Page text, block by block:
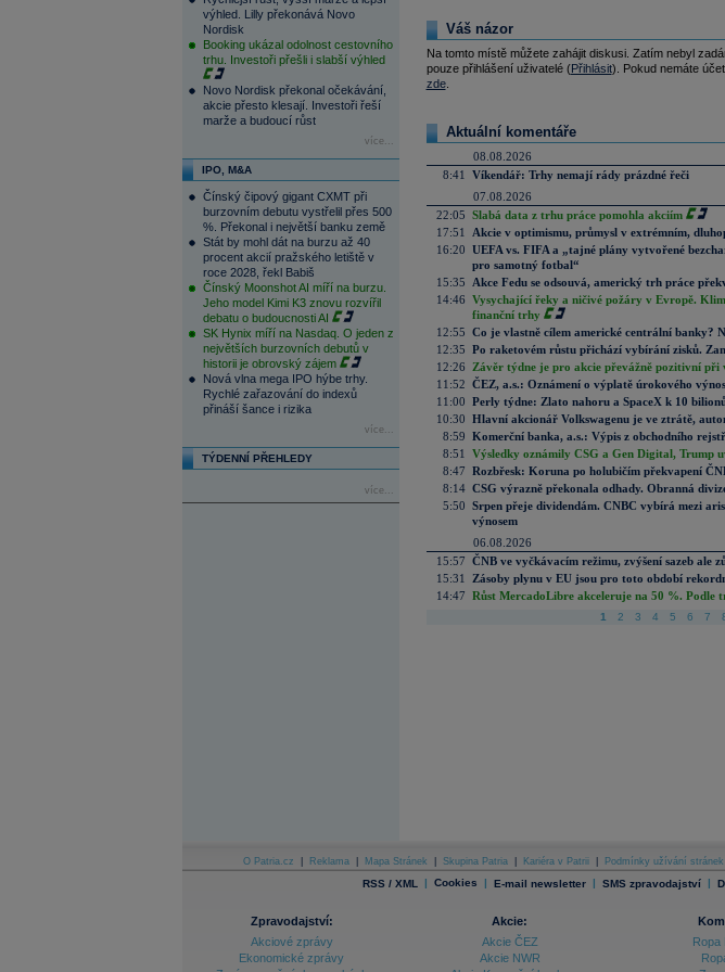
výhled. Lilly překonává Novo
Nordisk
Booking ukázal odolnost cestovního
trhu. Investoři přešli i slabší výhled
Novo Nordisk překonal očekávání,
akcie přesto klesají. Investoři řeší
marže a budoucí růst
více...
IPO, M&A
Čínský čipový gigant CXMT při
burzovním debutu vystřelil přes 500
%. Překonal i největší banku země
Stát by mohl dát na burzu až 40
procent akcií pražského letiště v
roce 2028, řekl Babiš
Čínský Moonshot AI míří na burzu.
Jeho model Kimi K3 znovu rozvířil
debatu o budoucnosti AI
SK Hynix míří na Nasdaq. O jeden z
největších burzovních debutů v
historii je obrovský zájem
Nová vlna mega IPO hýbe trhy.
Rychlé zařazování do indexů
přináší šance i rizika
více...
TÝDENNÍ PŘEHLEDY
více...
Váš názor
Na tomto místě můžete zahájit diskusi. Zatím nebyl
pouze přihlášení uživatelé (Přihlásit). Pokud nemáte
zde.
Aktuální komentáře
08.08.2026
8:41
Víkendář: Trhy nemají rády prázdné řeči
07.08.2026
22:05 Slabá data z trhu práce pomohla akciím
17:51
Akcie v optimismu, průmysl v extrémním,
16:20 UEFA vs. FIFA a „tajné plány vytvořené
pro samotný fotbal“
15:35
Akce Fedu se odsouvá, americký trh práce
14:46 Vysychající řeky a ničivé požáry v Evropě.
finanční trhy
12:55 Co je vlastně cílem americké centrální banky?
12:35 Po raketovém růstu přichází vybírání zisků.
12:26
Závěr týdne je pro akcie převážně pozitivní při
11:52 ČEZ, a.s.: Oznámení o výplatě úrokového
11:00 Perly týdne: Zlato nahoru a SpaceX k 10
10:30 Hlavní akcionář Volkswagenu je ve ztrátě,
8:59 Komerční banka, a.s.: Výpis z obchodního
8:51
Výsledky oznámily CSG a Gen Digital, Trump
8:47 Rozbřesk: Koruna po holubičím překvapení
8:14 CSG výrazně překonala odhady. Obranná
5:50 Srpen přeje dividendám. CNBC vybírá mezi
výnosem
06.08.2026
15:57 ČNB ve vyčkávacím režimu, zvýšení sazeb ale
15:31
Zásoby plynu v EU jsou pro toto období
14:47 Růst MercadoLibre akceleruje na 50 %. Podle
1 2 3 4 5 6 7
O Patria.cz Reklama Mapa Stránek Skupina Patria Kariéra v Patrii Podmínky užívání stránek
RSS / XML | Cookies | E-mail newsletter | SMS zpravodajství |
Zpravodajství:
Akciové zprávy
Ekonomické zprávy
Akcie:
Akcie ČEZ
Akcie NWR
Ropa